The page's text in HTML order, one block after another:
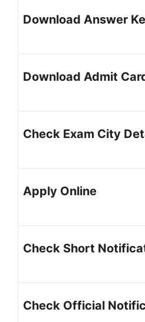
Download Answer
Download Admit
Check Exam City
Apply Online
Check Short
Check Official